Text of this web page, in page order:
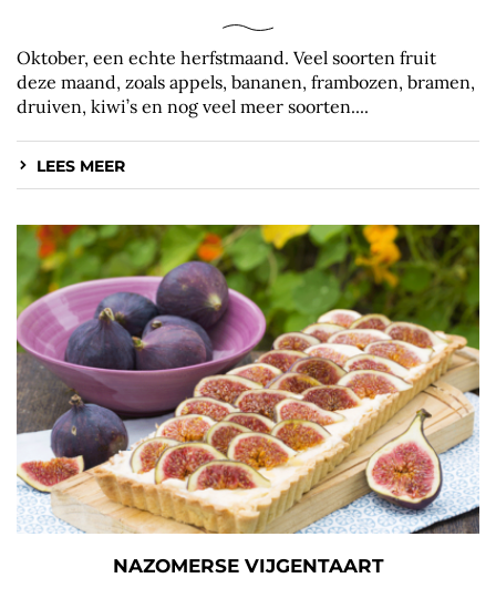
Oktober, een echte herfstmaand. Veel soorten fruit
deze maand, zoals appels, bananen, frambozen, bramen,
druiven, kiwi’s en nog veel meer soorten....
LEES MEER
NAZOMERSE VIJGENTAART